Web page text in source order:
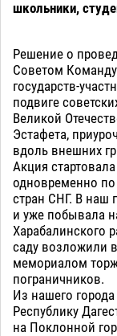
школьники,
Решение о
Советом
государств-
подвиге
Великой
Эстафета,
вдоль внешних
Акция
одновременно
стран СНГ. В наш
и уже побывала
Харабалинского
саду возложили
мемориалом
пограничников.
Из нашего
Республику
на Поклонной